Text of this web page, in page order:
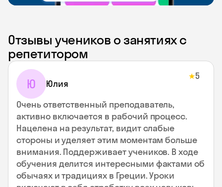
Отзывы учеников о занятиях с
репетитором
Ю Юлия
★5
Очень ответственный преподаватель,
активно включается в рабочий процесс.
Нацелена на результат, видит слабые
стороны и уделяет этим моментам больше
внимания. Поддерживает учеников. В ходе
обучения делится интересными фактами об
обычаях и традициях в Греции. Уроки